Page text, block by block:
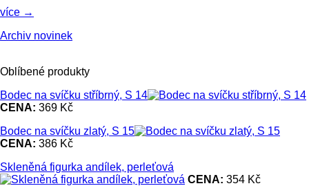
více →
Archiv novinek
Oblíbené produkty
Bodec na svíčku stříbrný, S 14
CENA: 369 Kč
Bodec na svíčku zlatý, S 15
CENA: 386 Kč
Skleněná figurka andílek, perleťová
CENA: 354 Kč